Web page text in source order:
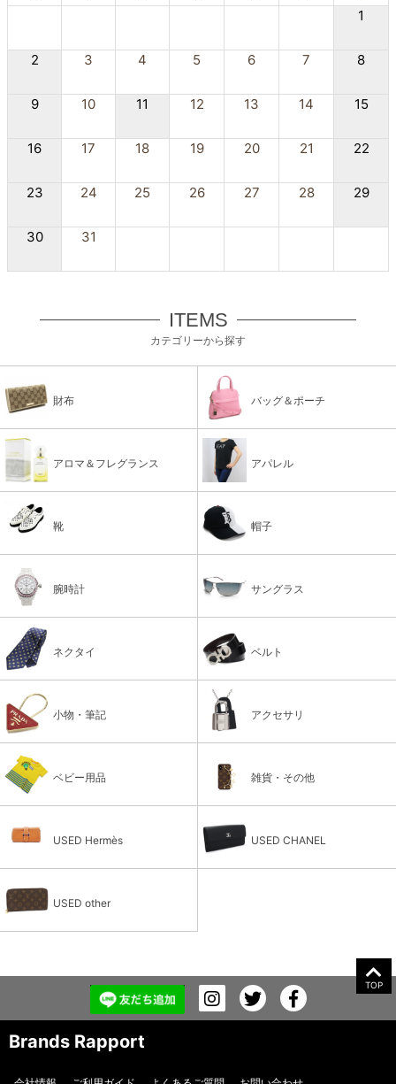
1
2 3 4 5 6 7 8
9 10 11 12 13 14 15
16 17 18 19 20 21 22
23 24 25 26 27 28 29
30 31
ITEMS
カテゴリーから探す
財布 バッグ＆ポーチ
アロマ＆フレグランス アパレル
靴 帽子
腕時計 サングラス
ネクタイ ベルト
小物・筆記 アクセサリ
ベビー用品 雑貨・その他
USED Hermès USED CHANEL
USED other
TOP
Brands Rapport